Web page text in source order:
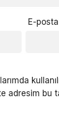
E-posta
adresim bu